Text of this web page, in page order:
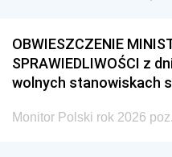
OBWIESZCZENIE
SPRAWIEDLIWOŚCI z
wolnych stanowiskach
Monitor Polski rok 2026